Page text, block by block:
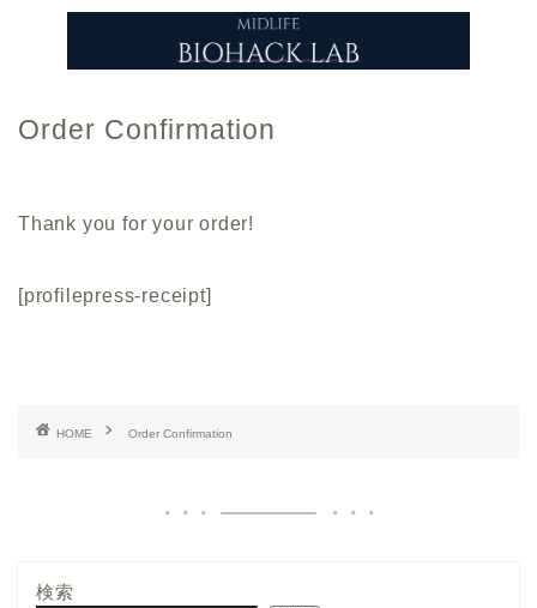
Order Confirmation
Thank you for your order!
[profilepress-receipt]
HOME Order Confirmation
検索